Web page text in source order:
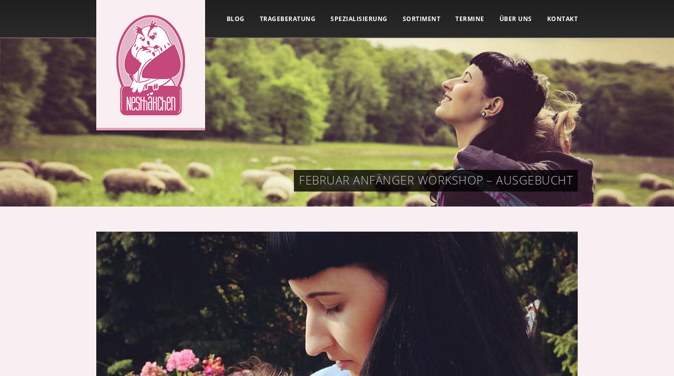
BLOG TRAGEBERATUNG SPEZIALISIERUNG SORTIMENT TERMINE ÜBER UNS KONTAKT
FEBRUAR ANFÄNGER WORKSHOP – AUSGEBUCHT